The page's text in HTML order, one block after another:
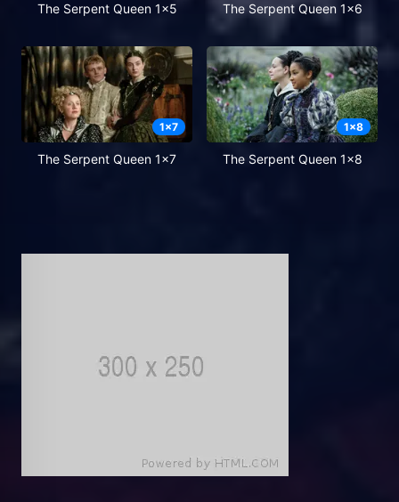
The Serpent Queen 1x5 The Serpent Queen 1x6
1x7
The Serpent Queen 1x7
1x8
The Serpent Queen 1x8